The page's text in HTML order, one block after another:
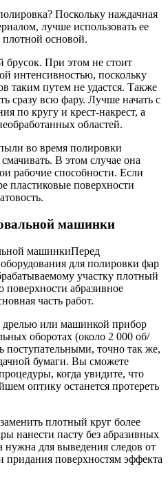
Поскольку наждачная
лучше использовать ее
плотной основой.
брусок. При этом не стоит
интенсивностью, поскольку
таким путем не удастся. Также
сразу всю фару. Лучше начать с
по кругу и крест-накрест, а
областей.
во время полировки
В этом случае она
рабочие способности. Если
пластиковые поверхности
машинки
Перед
для полировки фар
участку плотный
поверхности абразивное
часть работ.
или машинкой прибор
оборотах (около 2 000 об/
точно так же,
бумаги. Вы сможете
когда увидите, что
оптику останется протереть
плотный круг более
нанести пасту без абразивных
для выведения следов от
придания поверхностям эффекта